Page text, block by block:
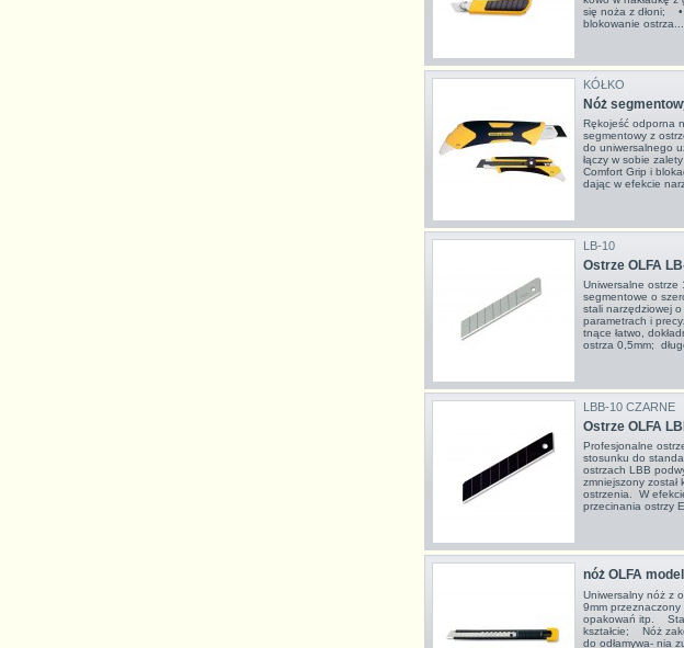
się noża z dłoni; •
blokowanie ostrza...
KÓŁKO
Nóż
Rękojeść odporna
segmentowy z
do uniwersalnego
łączy w sobie
Comfort Grip i
dając w efekcie
LB-10
Ostrze OLFA
Uniwersalne
segmentowe o
stali narzędziowej
parametrach i
tnące łatwo,
ostrza 0,5mm;
LBB-10 CZARNE
Ostrze OLFA
Profesjonalne
stosunku do
ostrzach LBB
zmniejszony został
ostrzenia. W
przecinania ostrzy
nóż OLFA
Uniwersalny nóż z
9mm
opakowań itp.
kształcie; Nóż
do odłamywa- nia